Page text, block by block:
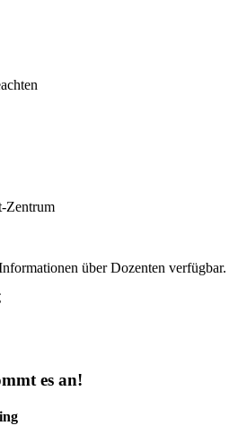
Zentrum
über Dozenten verfügbar.
es an!